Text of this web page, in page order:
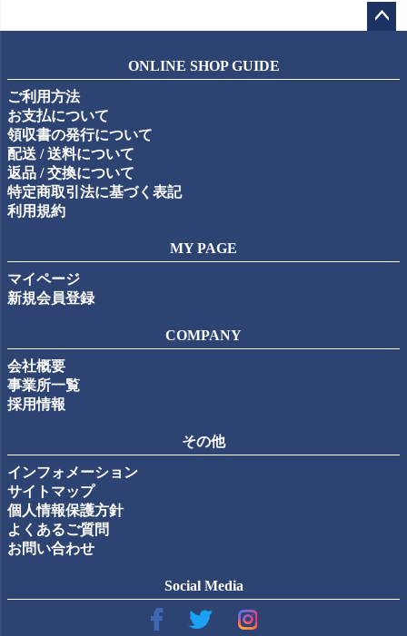
ップ
ONLINE SHOP GUIDE
ご利用方法
お支払について
領収書の発行について
配送 / 送料について
返品 / 交換について
特定商取引法に基づく表記
利用規約
MY PAGE
マイページ
新規会員登録
COMPANY
会社概要
事業所一覧
採用情報
その他
インフォメーション
サイトマップ
個人情報保護方針
よくあるご質問
お問い合わせ
Social Media